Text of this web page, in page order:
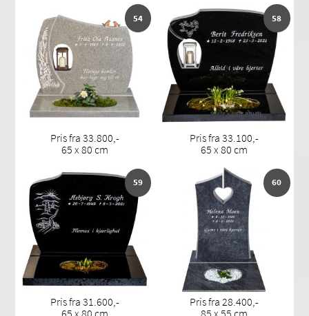
54
Pris fra 33.800,-
65 x 80 cm
58
Pris fra 33.100,-
65 x 80 cm
59
Pris fra 31.600,-
60
Pris fra 28.400,-